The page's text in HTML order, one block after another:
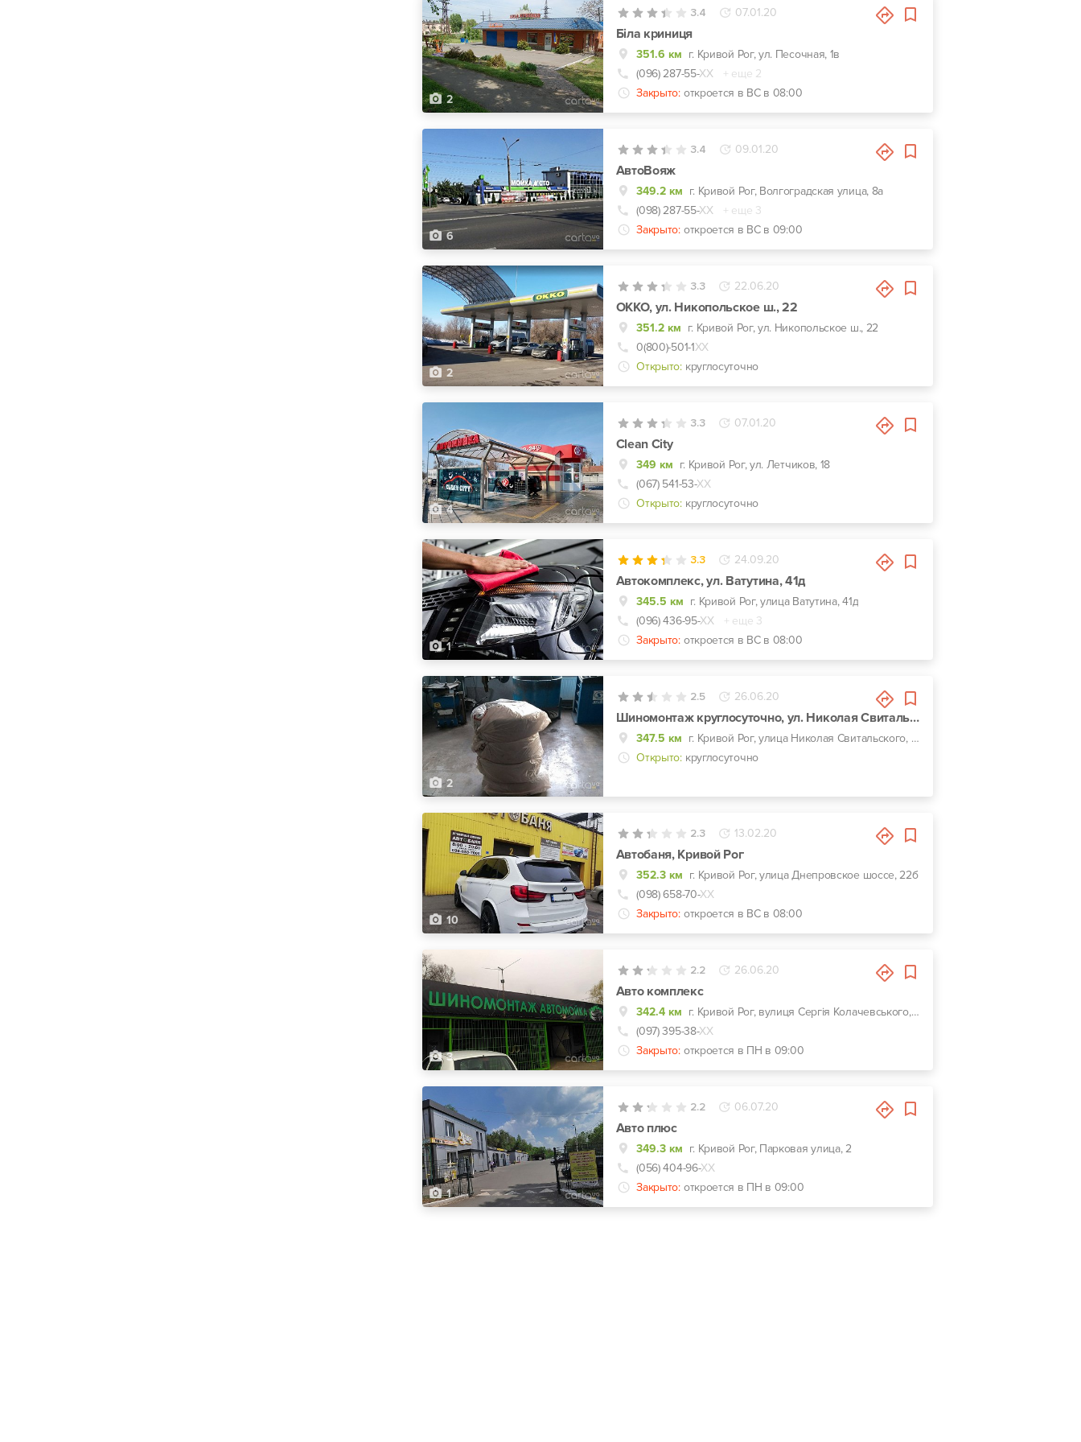
2
3.4 07.01.20
Біла криниця
351.6 км г. Кривой Рог, ул. Песочная, 1в
(096) 287-55-ХХ
+ еще 2
Закрыто: откроется в ВС в 08:00
6
3.4 09.01.20
АвтоВояж
349.2 км г. Кривой Рог, Волгоградская улица, 8а
(098) 287-55-ХХ
+ еще 3
Закрыто: откроется в ВС в 09:00
2
3.3 22.06.20
ОККО, ул. Никопольское ш., 22
351.2 км г. Кривой Рог, ул. Никопольское ш., 22
0(800)-501-1ХХ
Открыто: круглосуточно
4
3.3 07.01.20
Clean City
349 км г. Кривой Рог, ул. Летчиков, 18
(067) 541-53-ХХ
Открыто: круглосуточно
1
3.3 24.09.20
Автокомплекс, ул. Ватутина, 41д
345.5 км г. Кривой Рог, улица Ватутина, 41д
(096) 436-95-ХХ
+ еще 3
Закрыто: откроется в ВС в 08:00
2
2.5 26.06.20
Шиномонтаж круглосуточно, ул. Николая Свитальского, 89
347.5 км
г. Кривой Рог, улица Николая Свитальского, 89
Открыто: круглосуточно
10
2.3 13.02.20
Автобаня, Кривой Рог
352.3 км г. Кривой Рог, улица Днепровское шоссе, 22б
(098) 658-70-ХХ
Закрыто: откроется в ВС в 08:00
3
2.2 26.06.20
Авто комплекс
342.4 км
г. Кривой Рог, вулиця Сергія Колачевського, 32
(097) 395-38-ХХ
Закрыто: откроется в ПН в 09:00
1
2.2 06.07.20
Авто плюс
349.3 км г. Кривой Рог, Парковая улица, 2
(056) 404-96-ХХ
Закрыто: откроется в ПН в 09:00